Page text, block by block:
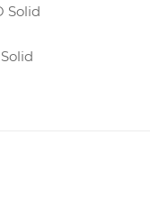
Solid